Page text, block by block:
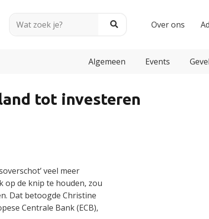
Over ons
Algemeen Events Gevel
tot investeren
veel meer
op de knip te houden, zou
Dat betoogde Christine
Centrale Bank (ECB),